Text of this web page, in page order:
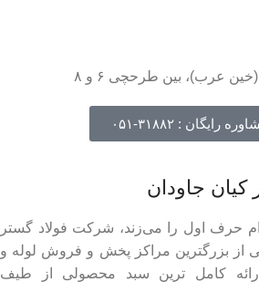
عرب)، بین طرحچی ۶ و ۸
: ۳۱۸۸۲-۰۵۱
کیان جاودان
حرف اول را می‌زند، شرکت فولاد گستر
از بزرگترین مراکز پخش و فروش لوله و
کامل ترین سبد محصولی از طیف